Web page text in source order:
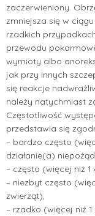
zaczerwieniony.
zmniejsza się w
rzadkich
przewodu
wymioty albo
jak przy innych
się reakcje
należy natychmiast
Częstotliwość
przedstawia się
– bardzo często
działanie(a)
– często (więcej niż
– niezbyt często
zwierząt),
– rzadko (więcej niż